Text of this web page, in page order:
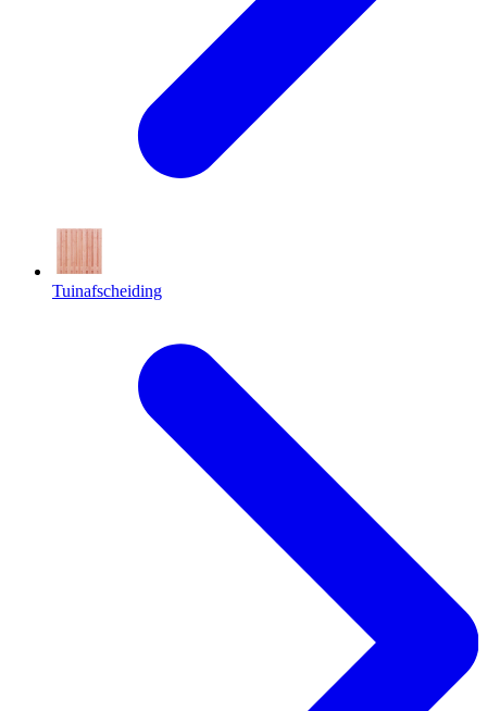
Tuinafscheiding